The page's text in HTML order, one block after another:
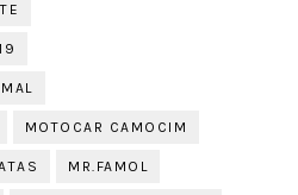
MOTOCAR CAMOCIM
MR.FAMOL